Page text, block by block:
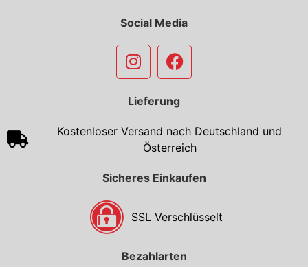
Social Media
Lieferung
Kostenloser Versand nach Deutschland und
Österreich
Sicheres Einkaufen
SSL Verschlüsselt
Bezahlarten